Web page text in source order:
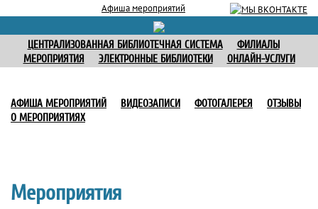
Афиша мероприятий
ЦЕНТРАЛИЗОВАННАЯ БИБЛИОТЕЧНАЯ СИСТЕМА
ФИЛИАЛЫ
МЕРОПРИЯТИЯ
ЭЛЕКТРОННЫЕ БИБЛИОТЕКИ ОНЛАЙН-УСЛУГИ
АФИША МЕРОПРИЯТИЙ ВИДЕОЗАПИСИ ФОТОГАЛЕРЕЯ
ОТЗЫВЫ
О МЕРОПРИЯТИЯХ
Мероприятия